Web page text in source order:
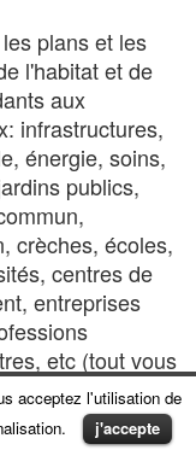
plans et les
l'habitat et de
aux
infrastructures,
énergie, soins,
publics,
crèches, écoles,
centres de
entreprises
etc (tout vous
d'argent
Congo des 15
acceptez l'utilisation de
j'accepte